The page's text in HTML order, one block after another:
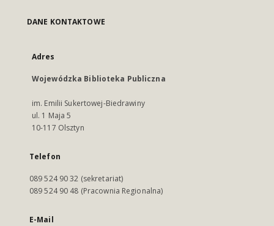
DANE KONTAKTOWE
Adres
Wojewódzka Biblioteka Publiczna
im. Emilii Sukertowej-Biedrawiny
ul. 1 Maja 5
10-117 Olsztyn
Telefon
089 524 90 32 (sekretariat)
089 524 90 48 (Pracownia Regionalna)
E-Mail